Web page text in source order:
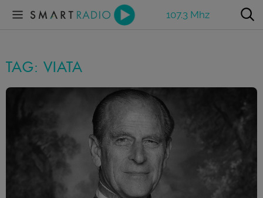
107.3 Mhz
TAG: VIATA